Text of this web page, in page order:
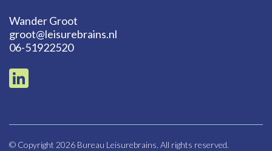
Wander Groot
groot@leisurebrains.nl
06-51922520
© Copyright 2026 Bureau Leisurebrains. All rights reserved.